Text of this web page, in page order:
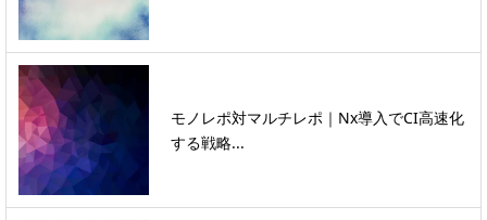
モノレポ対マルチレポ｜Nx導入でCI高速化
する戦略...